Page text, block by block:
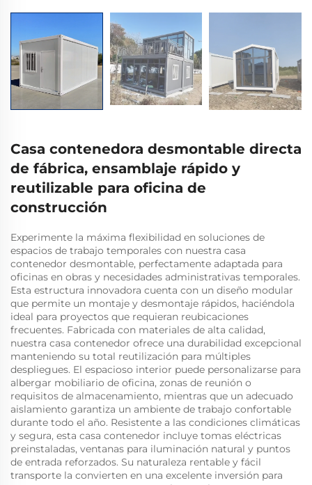
Casa contenedora desmontable directa
de fábrica, ensamblaje rápido y
reutilizable para oficina de
construcción
Experimente la máxima flexibilidad en soluciones de
espacios de trabajo temporales con nuestra casa
contenedor desmontable, perfectamente adaptada para
oficinas en obras y necesidades administrativas temporales.
Esta estructura innovadora cuenta con un diseño modular
que permite un montaje y desmontaje rápidos, haciéndola
ideal para proyectos que requieran reubicaciones
frecuentes. Fabricada con materiales de alta calidad,
nuestra casa contenedor ofrece una durabilidad excepcional
manteniendo su total reutilización para múltiples
despliegues. El espacioso interior puede personalizarse para
albergar mobiliario de oficina, zonas de reunión o
requisitos de almacenamiento, mientras que un adecuado
aislamiento garantiza un ambiente de trabajo confortable
durante todo el año. Resistente a las condiciones climáticas
y segura, esta casa contenedor incluye tomas eléctricas
preinstaladas, ventanas para iluminación natural y puntos
de entrada reforzados. Su naturaleza rentable y fácil
transporte la convierten en una excelente inversión para